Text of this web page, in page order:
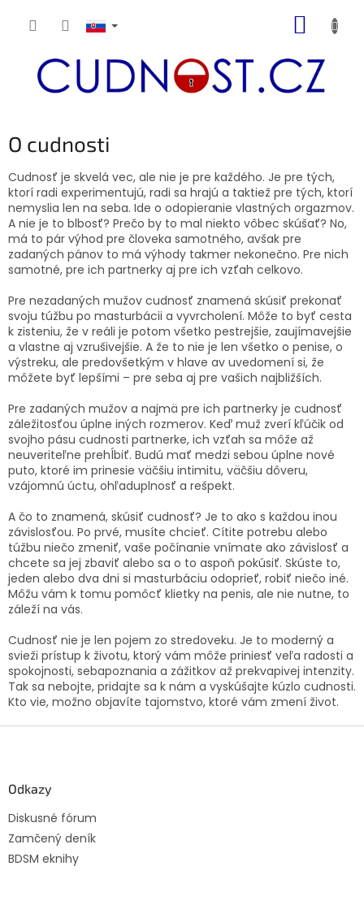
O cudnosti
Cudnosť je skvelá vec, ale nie je pre každého. Je pre tých,
ktorí radi experimentujú, radi sa hrajú a taktiež pre tých, ktorí
nemyslia len na seba. Ide o odopieranie vlastných orgazmov.
A nie je to blbosť? Prečo by to mal niekto vôbec skúšať? No,
má to pár výhod pre človeka samotného, ​​avšak pre
zadaných pánov to má výhody takmer nekonečno. Pre nich
samotné, pre ich partnerky aj pre ich vzťah celkovo.
Pre nezadaných mužov cudnosť znamená skúsiť prekonať
svoju túžbu po masturbácii a vyvrcholení. Môže to byť cesta
k zisteniu, že v reáli je potom všetko pestrejšie, zaujímavejšie
a vlastne aj vzrušivejšie. A že to nie je len všetko o penise, o
výstreku, ale predovšetkým v hlave av uvedomení si, že
môžete byť lepšími – pre seba aj pre vašich najbližších.
Pre zadaných mužov a najmä pre ich partnerky je cudnosť
záležitosťou úplne iných rozmerov. Keď muž zverí kľúčik od
svojho pásu cudnosti partnerke, ich vzťah sa môže až
neuveriteľne prehĺbiť. Budú mať medzi sebou úplne nové
puto, ktoré im prinesie väčšiu intimitu, väčšiu dôveru,
vzájomnú úctu, ohľaduplnosť a rešpekt.
A čo to znamená, skúsiť cudnosť? Je to ako s každou inou
závislosťou. Po prvé, musíte chcieť. Cítite potrebu alebo
túžbu niečo zmeniť, vaše počínanie vnímate ako závislosť a
chcete sa jej zbaviť alebo sa o to aspoň pokúsiť. Skúste to,
jeden alebo dva dni si masturbáciu odoprieť, robiť niečo iné.
Môžu vám k tomu pomôcť klietky na penis, ale nie nutne, to
záleží na vás.
Cudnosť nie je len pojem zo stredoveku. Je to moderný a
svieži prístup k životu, ktorý vám môže priniesť veľa radosti a
spokojnosti, sebapoznania a zážitkov až prekvapivej intenzity.
Tak sa nebojte, pridajte sa k nám a vyskúšajte kúzlo cudnosti.
Kto vie, možno objavíte tajomstvo, ktoré vám zmení život.
Odkazy
Diskusné fórum
Zamčený deník
BDSM eknihy